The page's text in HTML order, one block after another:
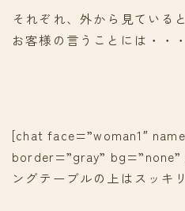
それぞれ、外から見ている
お客様の言うことには・・・
[chat face=”woman1″
border=”gray”
ングテーブルの上はスッキ